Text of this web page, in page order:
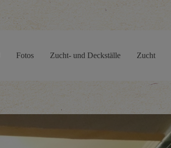
Fotos Zucht- und Deckställe Zucht